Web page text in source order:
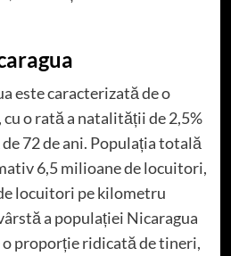
este caracterizată de o
o rată a natalității de 2,5%
72 de ani. Populația totală
6,5 milioane de locuitori,
locuitori pe kilometru
a populației Nicaragua
proporție ridicată de tineri,